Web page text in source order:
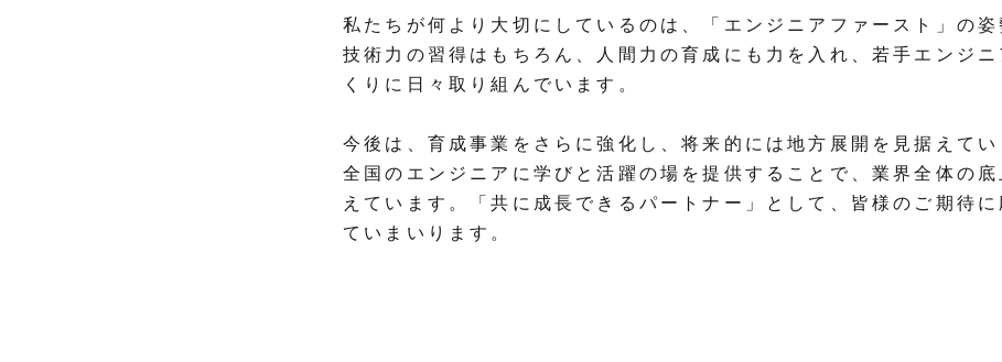
私たちが何より大切にしているのは、「エンジニアファースト」の姿
技術力の習得はもちろん、人間力の育成にも力を入れ、若手エンジ
くりに日々取り組んでいます。
今後は、育成事業をさらに強化し、将来的には地方展開を見据えてい
全国のエンジニアに学びと活躍の場を提供することで、業界全体の
えています。「共に成長できるパートナー」として、皆様のご期待
ていまいります。